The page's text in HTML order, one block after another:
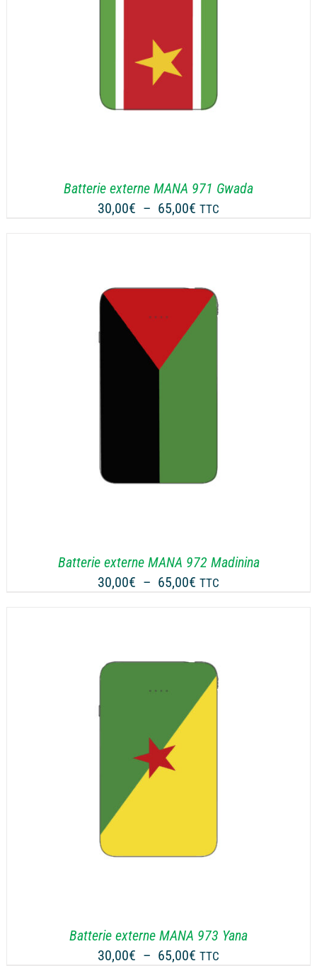
Batterie externe MANA 971 Gwada
30,00€ – 65,00€ Plage
65,00€
TTC
Batterie externe MANA 972 Madinina
30,00€ – 65,00€ Plage
65,00€
TTC
Batterie externe MANA 973 Yana
30,00€ – 65,00€ Plage
TTC